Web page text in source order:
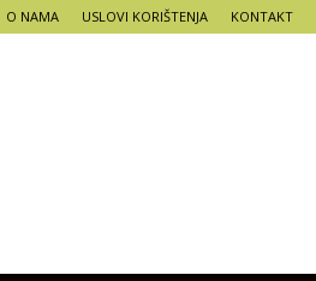
O NAMA USLOVI KORIŠTENJA KONTAKT